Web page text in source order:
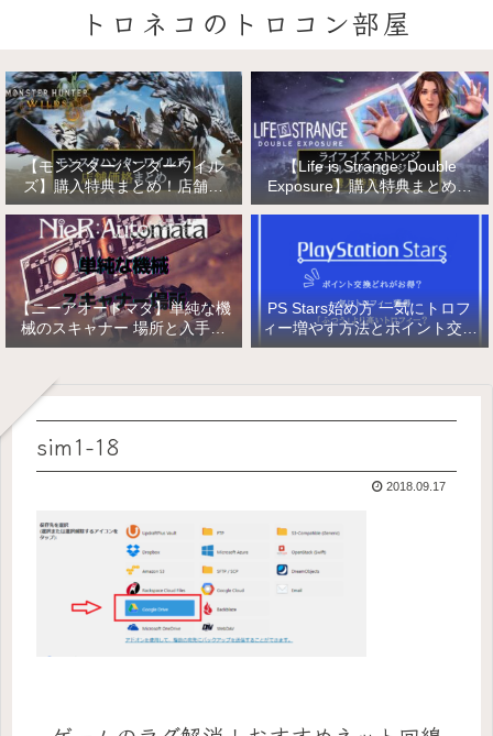
トロネコのトロコン部屋
【モンスターハンターワイル
ズ】購入特典まとめ！店舗特
典・店舗価格比較！
【Life is Strange: Double
Exposure】購入特典まとめ！
店舗特典・店舗価格比較！ライ
スポージャー
【ニーアオートマタ】単純な機
械のスキャナー 場所と入手方
法/複雑な機械と精巧な機械の
PS Stars始め方 一気にトロフ
ィー増やす方法とポイント交換
【PlayStation Stars】
sim1-18
2018.09.17